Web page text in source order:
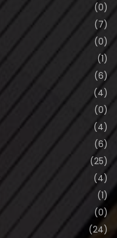
(0)
(7)
(0)
(1)
(6)
(4)
(0)
(4)
(6)
(25)
(4)
(1)
(0)
(24)